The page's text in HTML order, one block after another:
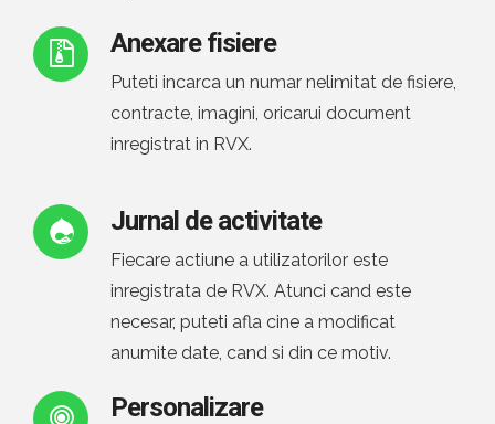
Anexare fisiere
Puteti incarca un numar nelimitat de fisiere,
contracte, imagini, oricarui document
inregistrat in RVX.
Jurnal de activitate
Fiecare actiune a utilizatorilor este
inregistrata de RVX. Atunci cand este
necesar, puteti afla cine a modificat
anumite date, cand si din ce motiv.
Personalizare